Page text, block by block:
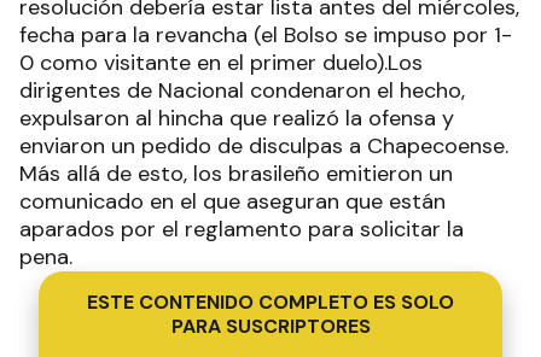
resolución debería estar lista antes del miércoles,
fecha para la revancha (el Bolso se impuso por 1-
0 como visitante en el primer duelo).Los
dirigentes de Nacional condenaron el hecho,
expulsaron al hincha que realizó la ofensa y
enviaron un pedido de disculpas a Chapecoense.
Más allá de esto, los brasileño emitieron un
comunicado en el que aseguran que están
aparados por el reglamento para solicitar la
pena.
ESTE CONTENIDO COMPLETO ES SOLO
PARA SUSCRIPTORES